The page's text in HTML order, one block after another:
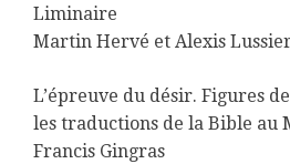
Liminaire
Martin Hervé et Alexis
L’épreuve du désir. Figures
les traductions de la Bible au
Francis Gingras